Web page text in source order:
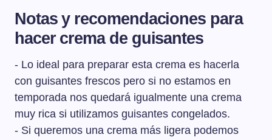
vaca. La zona de producción abarca trece municipios de
la comarca oriental de Lugo.
Notas y recomendaciones para
hacer crema de guisantes
- Lo ideal para preparar esta crema es hacerla
con guisantes frescos pero si no estamos en
temporada nos quedará igualmente una crema
muy rica si utilizamos guisantes congelados.
- Si queremos una crema más ligera podemos